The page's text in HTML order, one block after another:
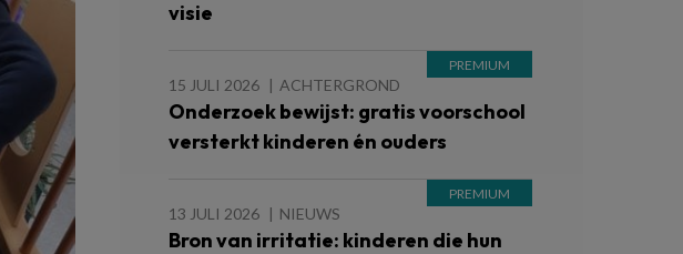
visie
15 JULI 2026 ACHTERGROND
Onderzoek bewijst: gratis voorschool
versterkt kinderen én ouders
13 JULI 2026 NIEUWS
Bron van irritatie: kinderen die hun